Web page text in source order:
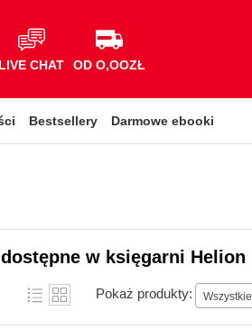
LIVE CHAT OD O,OOZŁ
Bestsellery Darmowe ebooki
w księgarni Helion
Pokaż produkty: Wszystkie